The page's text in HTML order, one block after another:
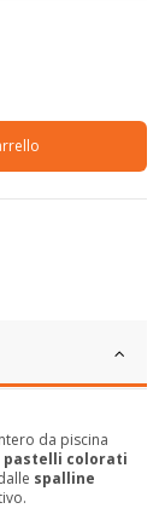
da piscina
pastelli colorati
spalline